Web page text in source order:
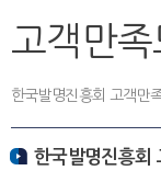
고객만
한국발명진흥회 고객만
한국발명진흥회